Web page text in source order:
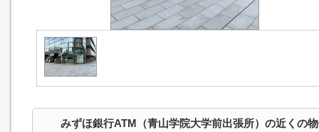
みずほ銀行ATM（青山学院大学前出張所）の近くの